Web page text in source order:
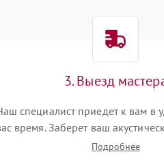
3. Выезд
специалист приедет к вам в
время. Заберет ваш
на склад дляПодробнее